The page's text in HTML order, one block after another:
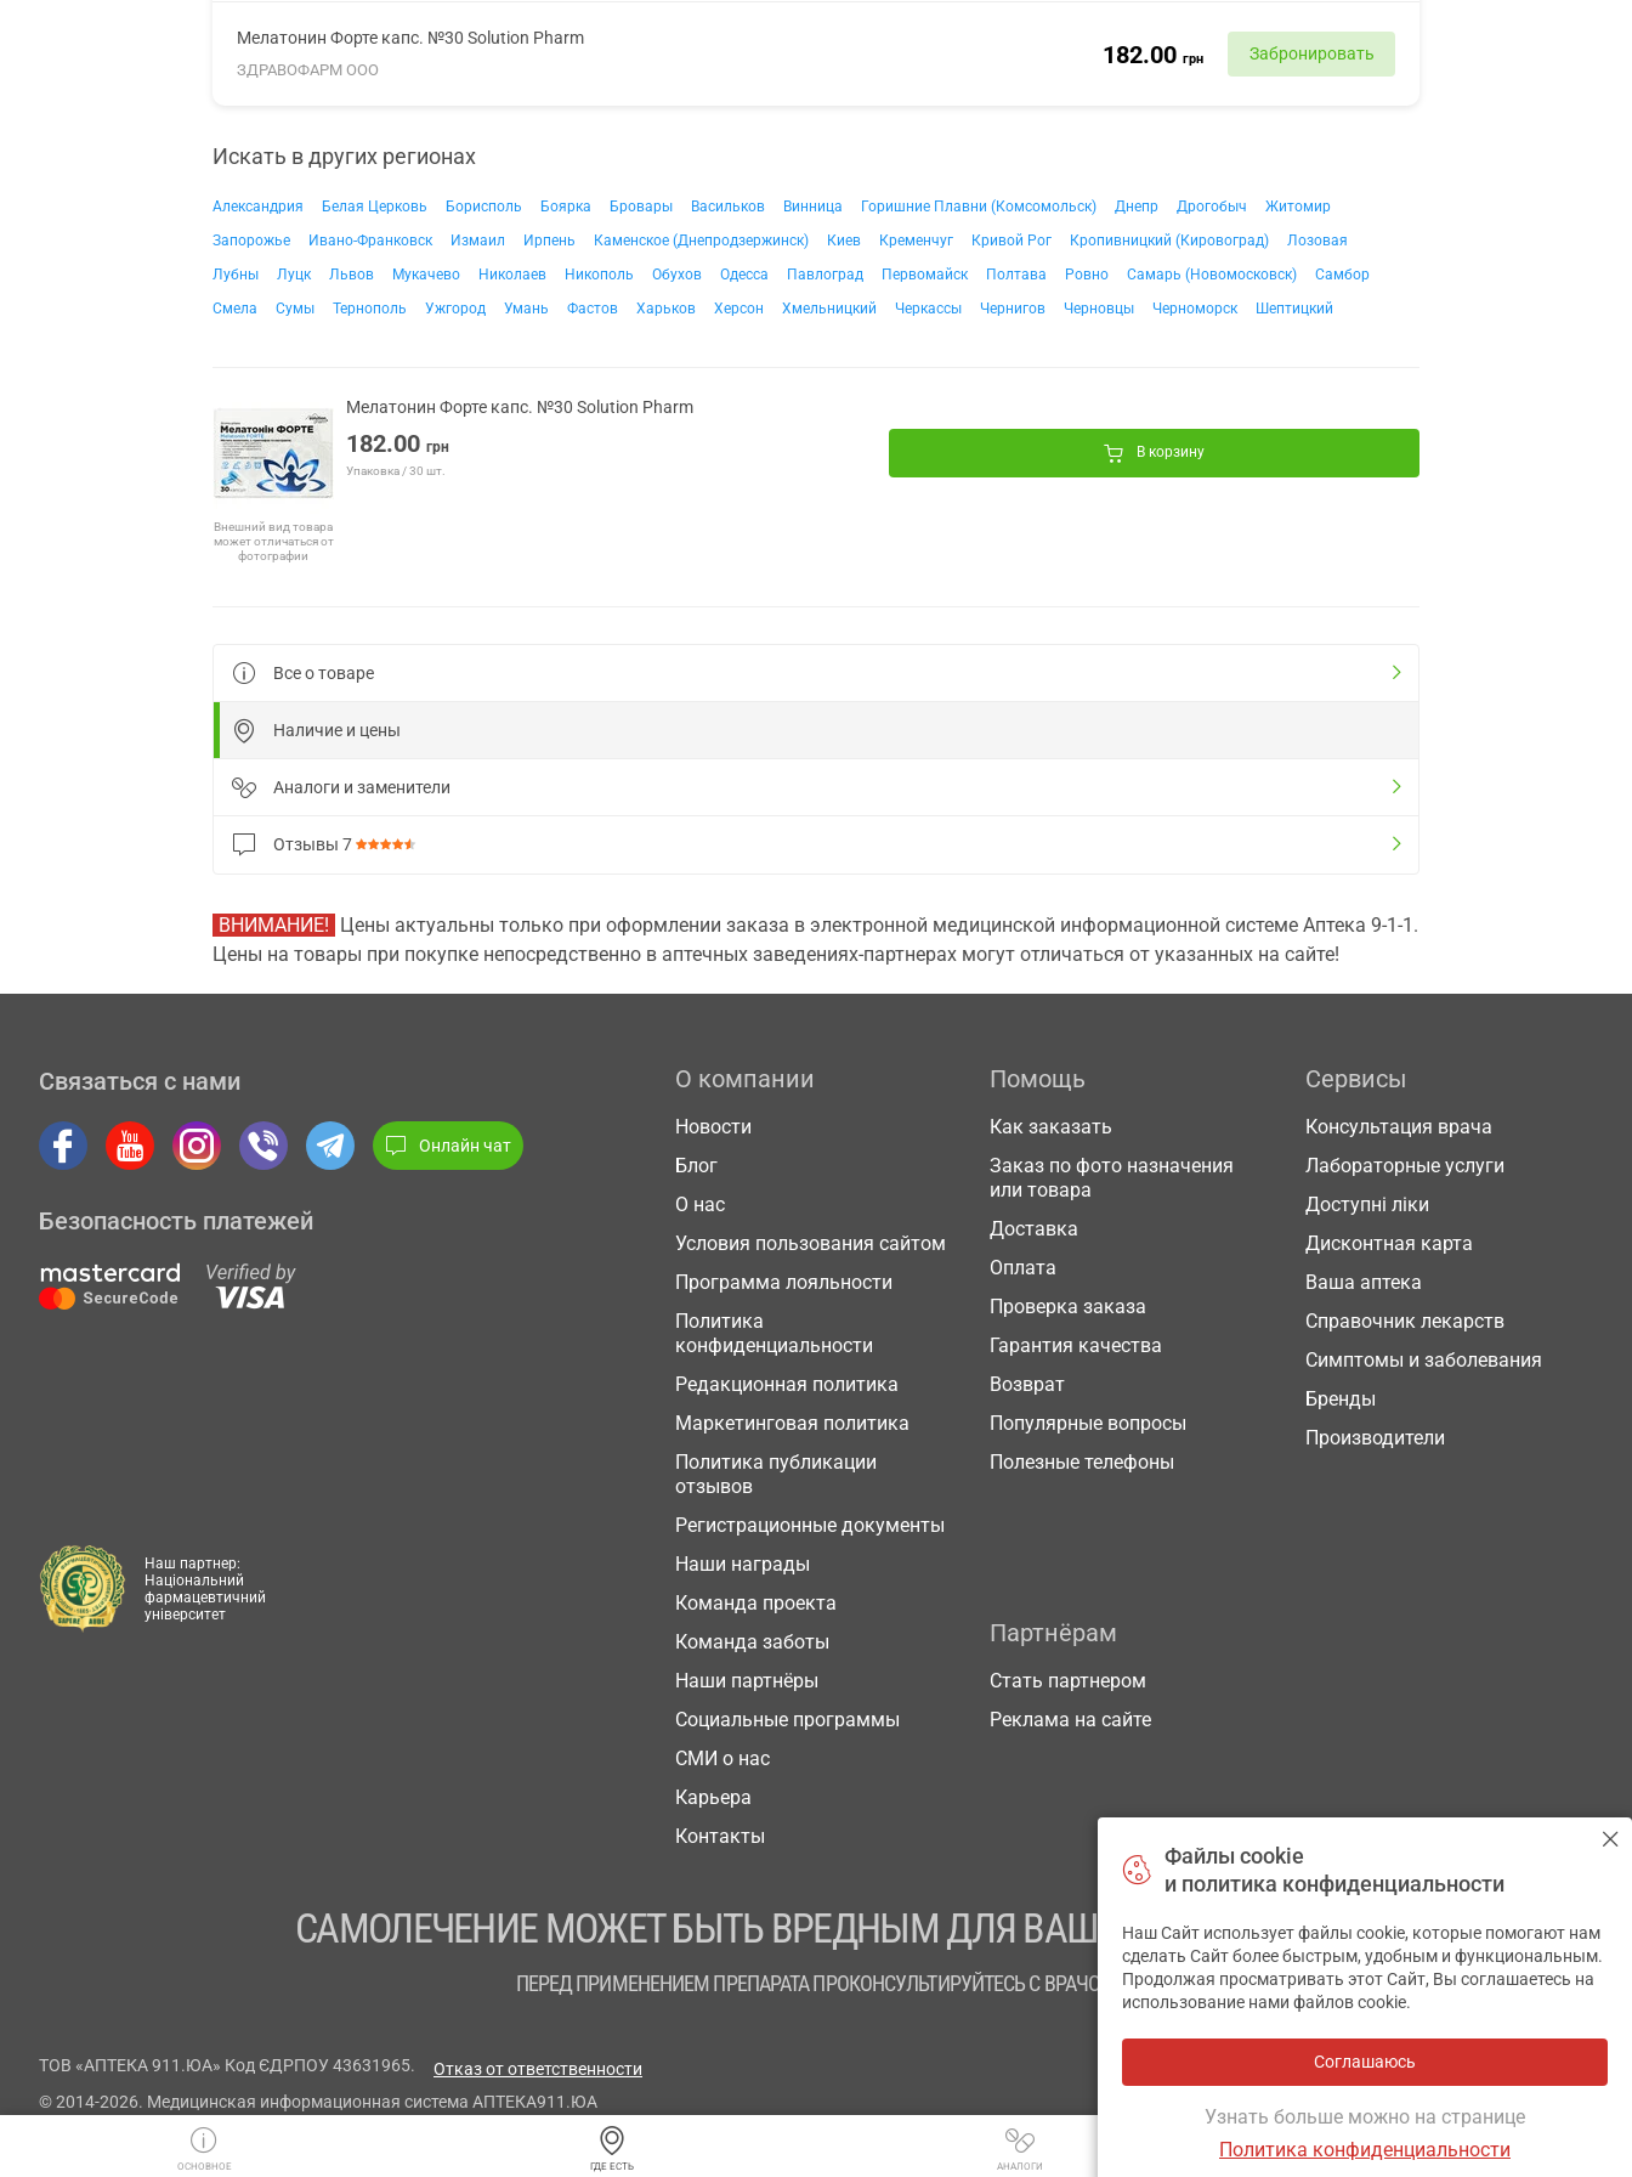
Мелатонин Форте капс. №30 Solution Pharm
ЗДРАВОФАРМ ООО
182.00 грн Забронировать
Искать в других регионах
Александрия Белая Церковь Борисполь Боярка Бровары Васильков Винница Горишние Плавни (Комсомольск) Днепр Дрогобыч
Житомир
Запорожье
Ивано-Франковск Измаил Ирпень Каменское (Днепродзержинск) Киев Кременчуг Кривой Рог Кропивницкий (Кировоград)
Лозовая
Лубны
Луцк Львов Мукачево Николаев Никополь Обухов Одесса Павлоград Первомайск Полтава Ровно Самарь (Новомосковск)
Самбор
Смела
Сумы Тернополь Ужгород Умань Фастов Харьков Херсон Хмельницкий Черкассы Чернигов Черновцы Черноморск Шептицкий
Внешний вид товара
может отличаться от
фотографии
Мелатонин Форте капс. №30 Solution Pharm
182.00 грн
Упаковка / 30 шт.
В корзину
ОСНОВНОЕ ГДЕ ЕСТЬ АНАЛОГИ
Все о товаре
Наличие и цены
Аналоги и заменители
Отзывы 7
ВНИМАНИЕ! Цены актуальны только при оформлении заказа в электронной медицинской информационной системе Аптека 9-1-1.
Цены на товары при покупке непосредственно в аптечных заведениях-партнерах могут отличаться от указанных на сайте!
Связаться с нами
Онлайн чат
Безопасность платежей
О компании
Новости
Блог
О нас
Условия пользования сайтом
Программа лояльности
Политика
конфиденциальности
Редакционная политика
Маркетинговая политика
Политика публикации
отзывов
Регистрационные документы
Наши награды
Команда проекта
Команда заботы
Наши партнёры
Социальные программы
СМИ о нас
Карьера
Контакты
Помощь
Как заказать
Заказ по фото назначения
или товара
Доставка
Оплата
Проверка заказа
Гарантия качества
Возврат
Популярные вопросы
Полезные телефоны
Сервисы
Консультация врача
Лабораторные услуги
Доступні ліки
Дисконтная карта
Ваша аптека
Справочник лекарств
Симптомы и заболевания
Бренды
Производители
Партнёрам
Стать партнером
Реклама на сайте
Наш партнер:
Національний
фармацевтичний
університет
САМОЛЕЧЕНИЕ МОЖЕТ БЫТЬ ВРЕДНЫМ ДЛЯ ВАШЕГО ЗДОРОВЬЯ
ПЕРЕД ПРИМЕНЕНИЕМ ПРЕПАРАТА ПРОКОНСУЛЬТИРУЙТЕСЬ С ВРАЧОМ
ТОВ «АПТЕКА 911.ЮА» Код ЄДРПОУ 43631965.
Отказ от ответственности
© 2014-2026. Медицинская информационная система АПТЕКА911.ЮА
Файлы cookie
и политика конфиденциальности
Наш Сайт использует файлы cookie, которые помогают нам
сделать Сайт более быстрым, удобным и функциональным.
Продолжая просматривать этот Сайт, Вы соглашаетесь на
использование нами файлов cookie.
Соглашаюсь
Узнать больше можно на странице
Политика конфиденциальности
✕